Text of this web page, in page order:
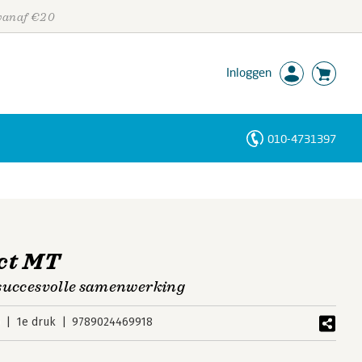
€20
Inloggen
010-4731397
MT
samenwerking
1e druk 9789024469918
Personen